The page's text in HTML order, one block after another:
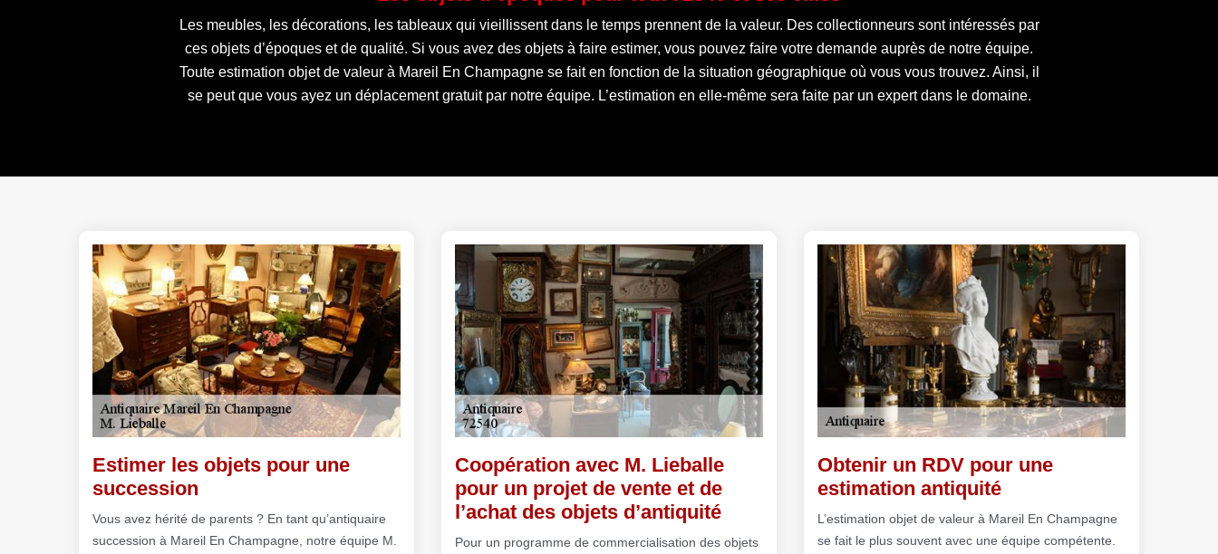
Les meubles, les décorations, les tableaux qui vieillissent dans le temps prennent de la valeur. Des collectionneurs sont intéressés par
ces objets d’époques et de qualité. Si vous avez des objets à faire estimer, vous pouvez faire votre demande auprès de notre équipe.
Toute estimation objet de valeur à Mareil En Champagne se fait en fonction de la situation géographique où vous vous trouvez. Ainsi, il
se peut que vous ayez un déplacement gratuit par notre équipe. L’estimation en elle-même sera faite par un expert dans le domaine.
Estimer les objets pour une
succession
Vous avez hérité de parents ? En tant qu’antiquaire
succession à Mareil En Champagne, notre équipe M.
Coopération avec M. Lieballe
pour un projet de vente et de
l’achat des objets d’antiquité
Pour un programme de commercialisation des objets
Obtenir un RDV pour une
estimation antiquité
L’estimation objet de valeur à Mareil En Champagne
se fait le plus souvent avec une équipe compétente.